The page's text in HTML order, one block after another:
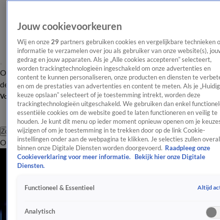
OverzichtAfleveringen Entertainment TV Algemeen
Tip
de redactieNieuwsbrief
Volg Shownieuws
Zoeken
OverzichtEntertainmentSpraakmakendRealityCrimeVideo's
Alle Evenementen Artikelen
Veel animo voor alternatieve programma Pride
Pride haalt acteur en ambassadeur Raymi Sambo uit campagne
20 juli 2020, 17:47
Evenementenbouwers gezamenlijk om tafel met overheid
Jouw cookievoorkeuren
Wij en onze 29 partners gebruiken cookies en vergelijkbare technieken
informatie te verzamelen over jou als gebruiker van onze website(s),
gedrag en jouw apparaten. Als je „Alle cookies accepteren” selecteert,
worden trackingtechnologieën ingeschakeld om onze advertenties en
content te kunnen personaliseren, onze producten en diensten te
en om de prestaties van advertenties en content te meten. Als je
keuze opslaan” selecteert of je toestemming intrekt, worden deze
trackingtechnologieën uitgeschakeld. We gebruiken dan enkel
essentiële cookies om de website goed te laten functioneren en veilig te
houden. Je kunt dit menu op ieder moment opnieuw openen om je
wijzigen of om je toestemming in te trekken door op de link Cookie-
instellingen onder aan de webpagina te klikken. Je selecties zullen overal
binnen onze Digitale Diensten worden doorgevoerd. Raadpleeg onze
Cookieverklaring voor meer informatie.
Bekijk hier onze Digitale
Diensten.
Functioneel & Essentieel Altijd
Analytisch